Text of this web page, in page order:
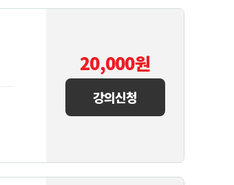
20,000원
강의신청